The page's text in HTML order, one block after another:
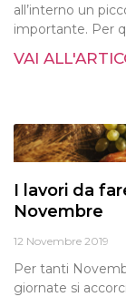
all’interno un
importante. Per
VAI
I lavori da
Novembre
12 Novembre 2019
Per tanti
giornate si